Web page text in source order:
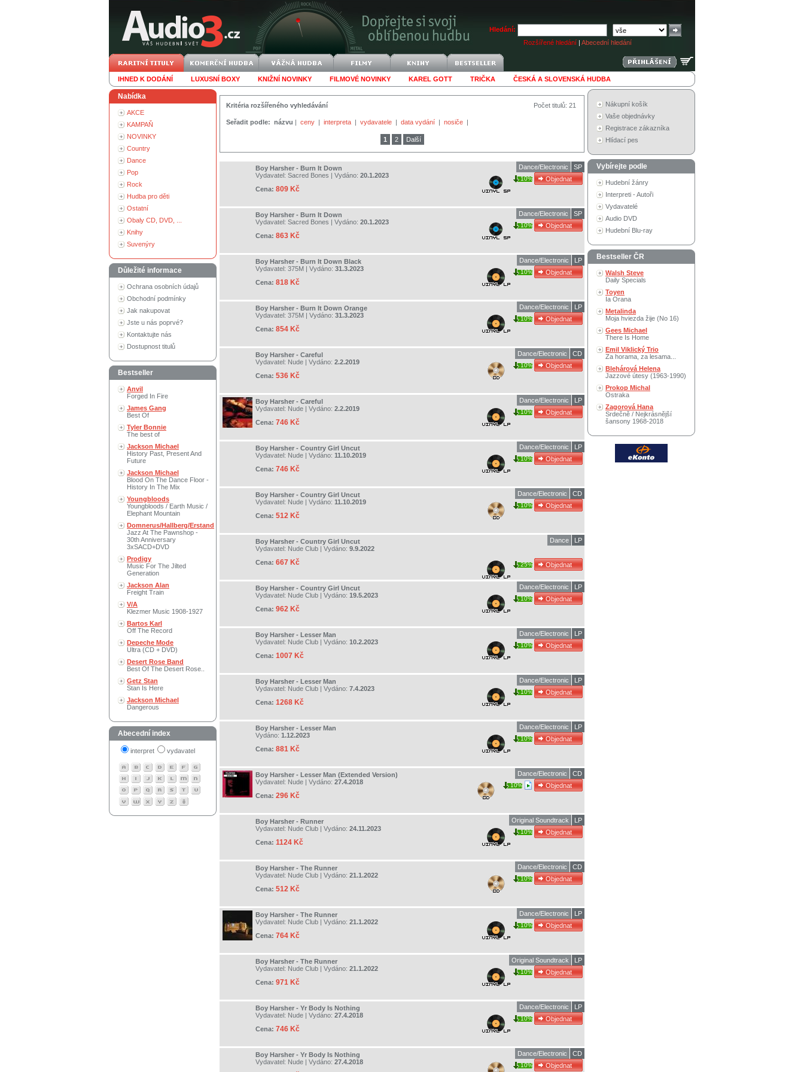
Hledání:
Rozšířené hledání | Abecední hledání
IHNED K DODÁNÍ LUXUSNÍ BOXY KNIŽNÍ NOVINKY FILMOVÉ NOVINKY KAREL GOTT TRIČKA ČESKÁ A SLOVENSKÁ HUDBA
Nabídka
AKCE
KAMPAŇ
NOVINKY
Country
Dance
Pop
Rock
Hudba pro děti
Ostatní
Obaly CD, DVD, ...
Knihy
Suvenýry
Důležité informace
Ochrana osobních údajů
Obchodní podmínky
Jak nakupovat
Jste u nás poprvé?
Kontaktujte nás
Dostupnost titulů
Bestseller
Anvil
Forged In Fire
James Gang
Best Of
Tyler Bonnie
The best of
Jackson Michael
History Past, Present And
Future
Jackson Michael
Blood On The Dance Floor -
History In The Mix
Youngbloods
Youngbloods / Earth Music /
Elephant Mountain
Domnerus/Hallberg/Erstand
Jazz At The Pawnshop -
30th Anniversary
3xSACD+DVD
Prodigy
Music For The Jilted
Generation
Jackson Alan
Freight Train
V/A
Klezmer Music 1908-1927
Bartos Karl
Off The Record
Depeche Mode
Ultra (CD + DVD)
Desert Rose Band
Best Of The Desert Rose..
Getz Stan
Stan Is Here
Jackson Michael
Dangerous
Abecední index
interpret vydavatel
Počet titulů: 21
Kritéria rozšířeného vyhledávání
Seřadit podle: názvu | ceny | interpreta | vydavatele | data vydání | nosiče |
1 2 Další
Boy Harsher - Burn It Down
Vydavatel: Sacred Bones | Vydáno: 20.1.2023
Cena: 809 Kč
SP
Dance/Electronic
10%
Boy Harsher - Burn It Down
Vydavatel: Sacred Bones | Vydáno: 20.1.2023
Cena: 863 Kč
SP
Dance/Electronic
10%
Boy Harsher - Burn It Down Black
Vydavatel: 375M | Vydáno: 31.3.2023
Cena: 818 Kč
LP
Dance/Electronic
10%
Boy Harsher - Burn It Down Orange
Vydavatel: 375M | Vydáno: 31.3.2023
Cena: 854 Kč
LP
Dance/Electronic
10%
Boy Harsher - Careful
Vydavatel: Nude | Vydáno: 2.2.2019
Cena: 536 Kč
CD
Dance/Electronic
10%
Boy Harsher - Careful
Vydavatel: Nude | Vydáno: 2.2.2019
Cena: 746 Kč
LP
Dance/Electronic
10%
Boy Harsher - Country Girl Uncut
Vydavatel: Nude | Vydáno: 11.10.2019
Cena: 746 Kč
LP
Dance/Electronic
10%
Boy Harsher - Country Girl Uncut
Vydavatel: Nude | Vydáno: 11.10.2019
Cena: 512 Kč
CD
Dance/Electronic
10%
Boy Harsher - Country Girl Uncut
Vydavatel: Nude Club | Vydáno: 9.9.2022
Cena: 667 Kč
LP
Dance
25%
Boy Harsher - Country Girl Uncut
Vydavatel: Nude Club | Vydáno: 19.5.2023
Cena: 962 Kč
LP
Dance/Electronic
10%
Boy Harsher - Lesser Man
Vydavatel: Nude Club | Vydáno: 10.2.2023
Cena: 1007 Kč
LP
Dance/Electronic
10%
Boy Harsher - Lesser Man
Vydavatel: Nude Club | Vydáno: 7.4.2023
Cena: 1268 Kč
LP
Dance/Electronic
10%
Boy Harsher - Lesser Man
Vydáno: 1.12.2023
Cena: 881 Kč
LP
Dance/Electronic
10%
Boy Harsher - Lesser Man (Extended Version)
Vydavatel: Nude | Vydáno: 27.4.2018
Cena: 296 Kč
CD
Dance/Electronic
10%
Boy Harsher - Runner
Vydavatel: Nude Club | Vydáno: 24.11.2023
Cena: 1124 Kč
LP
Original Soundtrack
10%
Boy Harsher - The Runner
Vydavatel: Nude Club | Vydáno: 21.1.2022
Cena: 512 Kč
CD
Dance/Electronic
10%
Boy Harsher - The Runner
Vydavatel: Nude Club | Vydáno: 21.1.2022
Cena: 764 Kč
LP
Dance/Electronic
10%
Boy Harsher - The Runner
Vydavatel: Nude Club | Vydáno: 21.1.2022
Cena: 971 Kč
LP
Original Soundtrack
10%
Boy Harsher - Yr Body Is Nothing
Vydavatel: Nude | Vydáno: 27.4.2018
Cena: 746 Kč
LP
Dance/Electronic
10%
Boy Harsher - Yr Body Is Nothing
Vydavatel: Nude | Vydáno: 27.4.2018
CD
Dance/Electronic
10%
Nákupní košík
Vaše objednávky
Registrace zákazníka
Hlídací pes
Vybírejte podle
Hudební žánry
Interpreti - Autoři
Vydavatelé
Audio DVD
Hudební Blu-ray
Bestseller ČR
Walsh Steve
Daily Specials
Toyen
Ia Orana
Metalinda
Moja hviezda žije (No 16)
Gees Michael
There Is Home
Emil Viklický Trio
Za horama, za lesama...
Blehárová Helena
Jazzové útesy (1963-1990)
Prokop Michal
Ostraka
Zagorová Hana
Srdečně / Nejkrásnější
šansony 1968-2018